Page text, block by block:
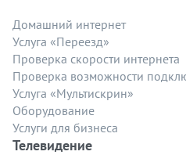
Домашний интернет
Услуга «Переезд»
Проверка скорости интернета
Проверка возможности
Услуга «Мультискрин»
Оборудование
Услуги для бизнеса
Телевидение